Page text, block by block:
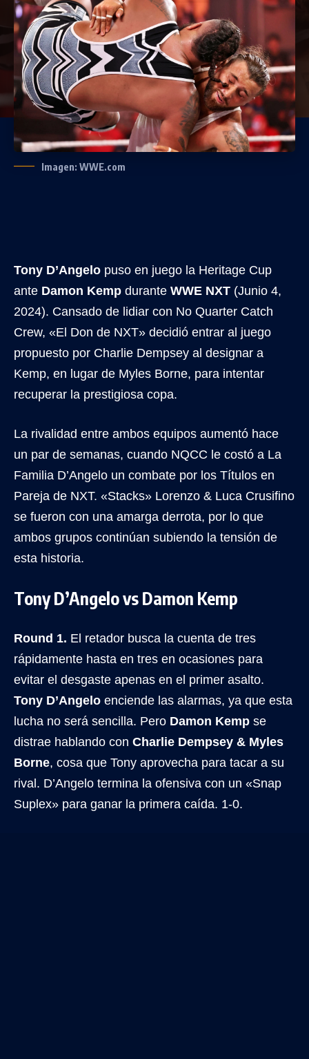
Imagen: WWE.com
Tony D’Angelo puso en juego la Heritage Cup
ante Damon Kemp durante WWE NXT (Junio 4,
2024). Cansado de lidiar con No Quarter Catch
Crew, «El Don de NXT» decidió entrar al juego
propuesto por Charlie Dempsey al designar a
Kemp, en lugar de Myles Borne, para intentar
recuperar la prestigiosa copa.
La rivalidad entre ambos equipos aumentó hace
un par de semanas, cuando NQCC le costó a La
Familia D’Angelo un combate por los Títulos en
Pareja de NXT. «Stacks» Lorenzo & Luca Crusifino
se fueron con una amarga derrota, por lo que
ambos grupos continúan subiendo la tensión de
esta historia.
Tony D’Angelo vs Damon Kemp
Round 1. El retador busca la cuenta de tres
rápidamente hasta en tres en ocasiones para
evitar el desgaste apenas en el primer asalto.
Tony D’Angelo enciende las alarmas, ya que esta
lucha no será sencilla. Pero Damon Kemp se
distrae hablando con Charlie Dempsey & Myles
Borne, cosa que Tony aprovecha para tacar a su
rival. D’Angelo termina la ofensiva con un «Snap
Suplex» para ganar la primera caída. 1-0.